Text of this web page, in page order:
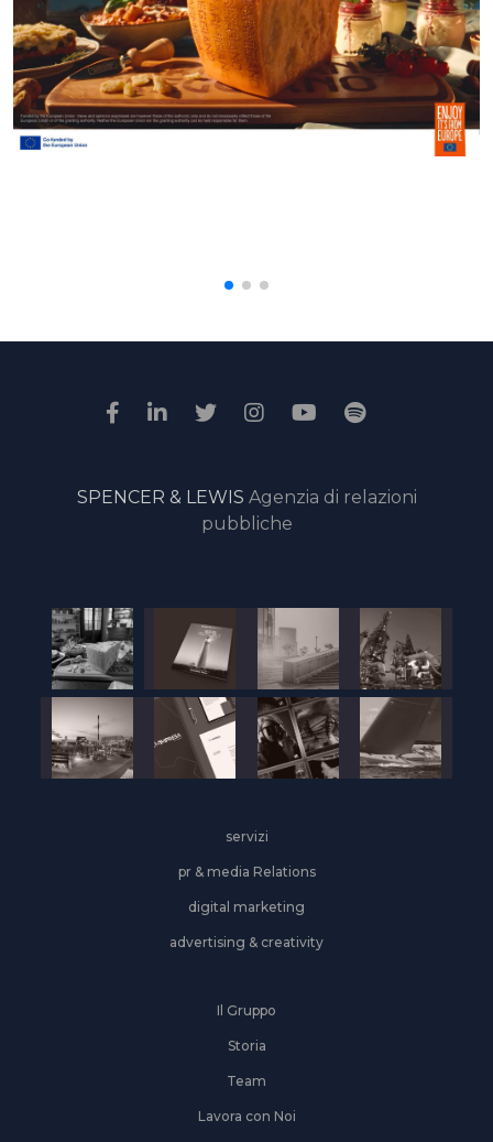
SPENCER & LEWIS Agenzia di relazioni
pubbliche
servizi
pr & media Relations
digital marketing
advertising & creativity
Il Gruppo
Storia
Team
Lavora con Noi